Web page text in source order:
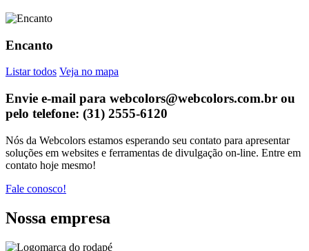
Encanto
Listar todos Veja no mapa
Envie e-mail para webcolors@webcolors.com.br ou
pelo telefone: (31) 2555-6120
Nós da Webcolors estamos esperando seu contato para apresentar
soluções em websites e ferramentas de divulgação on-line. Entre em
contato hoje mesmo!
Fale conosco!
Nossa empresa